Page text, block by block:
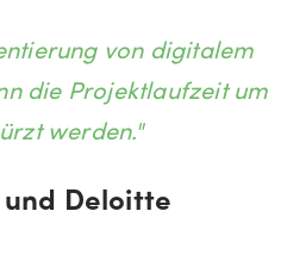
von digitalem
die Projektlaufzeit um
werden."
Deloitte